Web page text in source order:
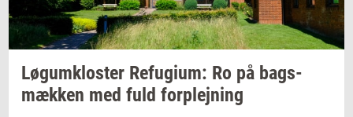
Løgum­klo­ster Re­fu­gi­um: Ro på bags­
mæk­ken med fuld for­plej­ning